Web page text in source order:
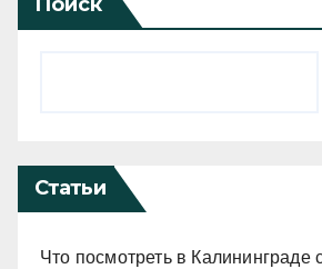
Статьи
Что посмотреть в Калининграде